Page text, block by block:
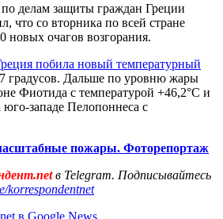
делам защиты граждан Греции
что со вторника по всей стране
новых очагов возгорания.
побила новый температурный
градусов. Дальше по уровню жары
Фиотида с температурой +46,2°С и
западе Пелопоннеса с
пожары. Фоторепортаж
в Telegram. Подписывайтесь
korrespondentnet
в Google News